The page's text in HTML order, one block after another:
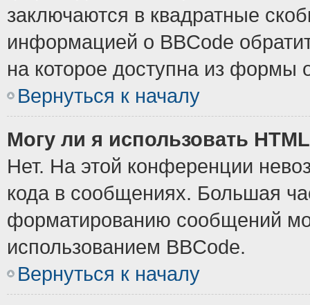
заключаются в квадратные
информацией о BBCode
на которое доступна из формы
Вернуться к началу
Могу ли я использовать
Нет. На этой конференции
кода в сообщениях. Большая
форматированию сообщений
использованием BBCode.
Вернуться к началу